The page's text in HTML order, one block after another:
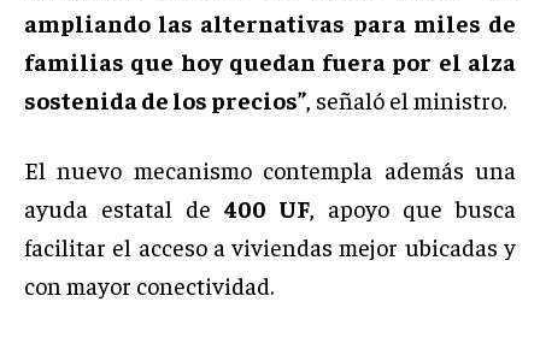
ampliando las alternativas para miles de
familias que hoy quedan fuera por el alza
sostenida de los precios” , señaló el ministro.
El nuevo mecanismo contempla además una
ayuda estatal de 400 UF , apoyo que busca
facilitar el acceso a viviendas mejor ubicadas y
con mayor conectividad.